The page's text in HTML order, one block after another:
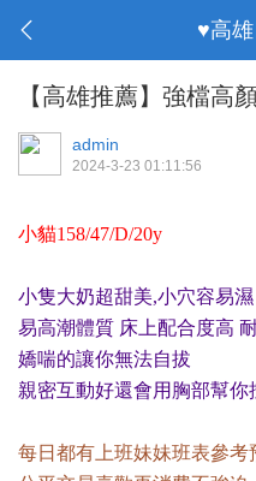
♥高
【高雄推薦】強檔高
admin
2024-3-23 01:11:56
小貓158/47/D/20y
小隻大奶超甜美,小穴容易濕
易高潮體質 床上配合度高
嬌喘的讓你無法自拔
親密互動好還會用胸部幫你
每日都有上班妹妹班表參